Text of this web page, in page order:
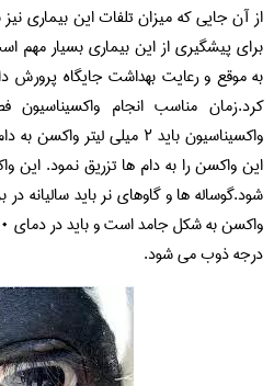
از آن جایی که میزان تلفات این بیماری
برای پیشگیری از این بیماری بسیار
به موقع و رعایت بهداشت جایگاه پرورش
کرد.زمان مناسب انجام
این واکسن را به دام ها تزریق نمود. این
شود.گوساله ها و گاوهای نر باید سالیانه
درجه ذوب می شود.